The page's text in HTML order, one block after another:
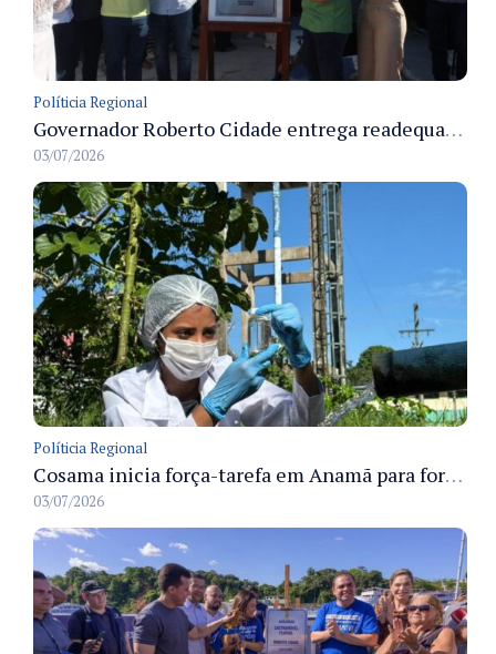
Políticia Regional
Governador Roberto Cidade entrega readequação do ambulatório da FCecon e amplia capacidade de atendimento oncológico em Manaus
03/07/2026
Políticia Regional
Cosama inicia força-tarefa em Anamã para fortalecer abastecimento de água e segurança hídrica da população
03/07/2026